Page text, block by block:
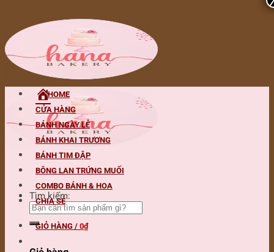
Tìm kiếm:
HOME
CỬA HÀNG
BÁNH NGÀY LỄ
BÁNH KHAI TRƯƠNG
BÁNH TIM ĐẬP
BÔNG LAN TRỨNG MUỐI
COMBO BÁNH & HOA
CHIA SẺ
GIỎ HÀNG / 0₫